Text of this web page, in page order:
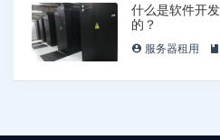
什么是软件开
的？
服务器租用